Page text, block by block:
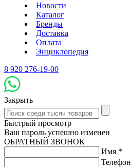
Новости
Каталог
Бренды
Доставка
Оплата
Энциклопедия
8 920 276-19-00
Закрыть
Быстрый просмотр
Ваш пароль успешно изменен
ОБРАТНЫЙ ЗВОНОК
Имя *
Телефон